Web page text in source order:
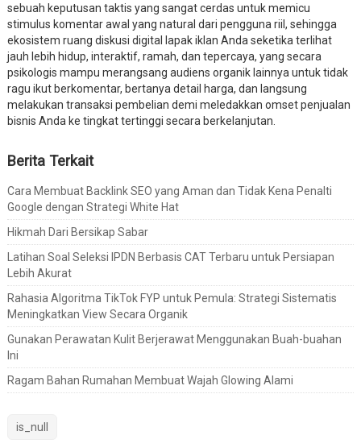
sebuah keputusan taktis yang sangat cerdas untuk memicu
stimulus komentar awal yang natural dari pengguna riil, sehingga
ekosistem ruang diskusi digital lapak iklan Anda seketika terlihat
jauh lebih hidup, interaktif, ramah, dan tepercaya, yang secara
psikologis mampu merangsang audiens organik lainnya untuk tidak
ragu ikut berkomentar, bertanya detail harga, dan langsung
melakukan transaksi pembelian demi meledakkan omset penjualan
bisnis Anda ke tingkat tertinggi secara berkelanjutan.
Berita Terkait
Cara Membuat Backlink SEO yang Aman dan Tidak Kena Penalti
Google dengan Strategi White Hat
Hikmah Dari Bersikap Sabar
Latihan Soal Seleksi IPDN Berbasis CAT Terbaru untuk Persiapan
Lebih Akurat
Rahasia Algoritma TikTok FYP untuk Pemula: Strategi Sistematis
Meningkatkan View Secara Organik
Gunakan Perawatan Kulit Berjerawat Menggunakan Buah-buahan
Ini
Ragam Bahan Rumahan Membuat Wajah Glowing Alami
is_null